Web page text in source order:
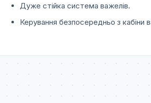
Дуже стійка система важелів.
Керування безпосередньо з кабіни